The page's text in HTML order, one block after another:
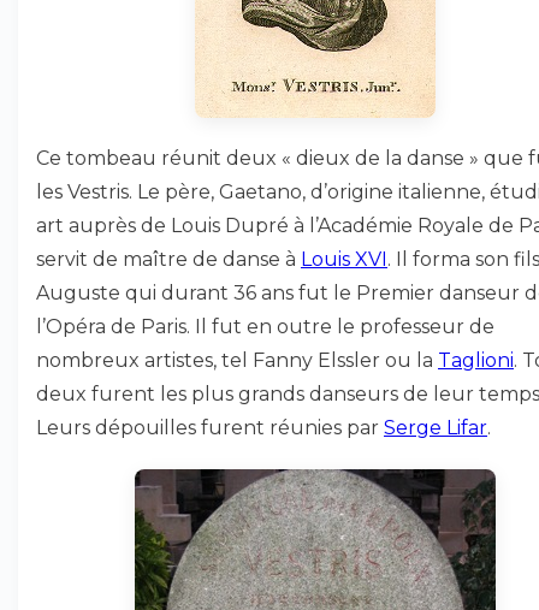
Ce tombeau réunit deux « dieux de la danse » que
les Vestris. Le père, Gaetano, d’origine italienne,
art auprès de Louis Dupré à l’Académie Royale de
servit de maître de danse à Louis XVI. Il forma son fils
Auguste qui durant 36 ans fut le Premier danseur
l’Opéra de Paris. Il fut en outre le professeur de
nombreux artistes, tel Fanny Elssler ou la Taglioni.
deux furent les plus grands danseurs de leur
Leurs dépouilles furent réunies par Serge Lifar.